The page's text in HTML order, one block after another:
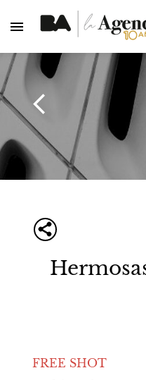
FREE SHOT